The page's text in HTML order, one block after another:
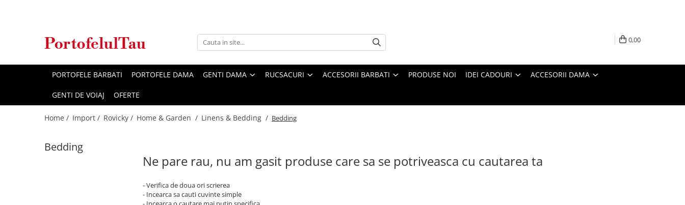
Clutch / Posete Plic
Genti multifunctionale mamici
Rucsacuri Barbati
Curele Barbati
Cadouri pentru femei
Borsete Dama
0,00
PORTOFELE BARBATI PORTOFELE DAMA GENTI DAMA RUCSACURI ACCESORII BARBATI PRODUSE NOI IDEI CADOURI ACCESORII DAMA
GENTI DE VOIAJ OFERTE
Home / Import / Rovicky / Home & Garden / Linens & Bedding / Bedding
Bedding
Ne pare rau, nu am gasit produse care sa se potriveasca cu cautarea ta
- Verifica de doua ori scrierea
- Incearca sa cauti cuvinte simple